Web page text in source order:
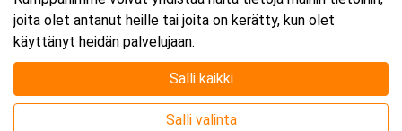
joita olet antanut heille tai joita on kerätty, kun olet
käyttänyt heidän palvelujaan.
Salli kaikki
Salli valinta